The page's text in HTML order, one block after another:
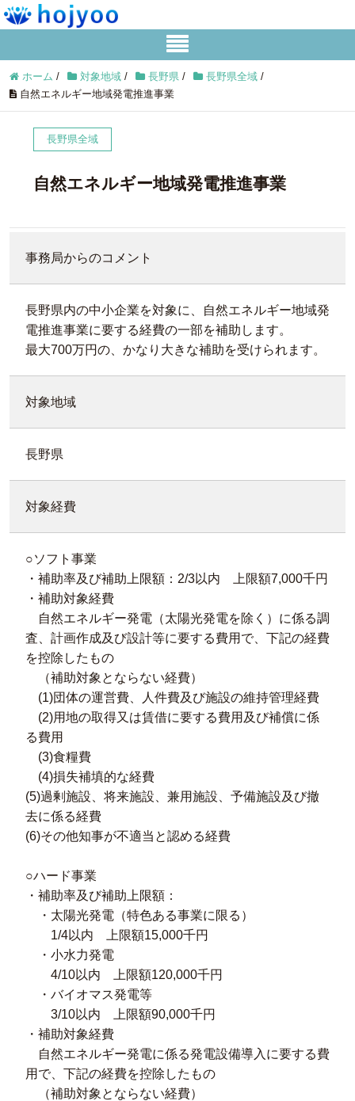
ホーム / 対象地域 / 長野県 / 長野県全域 /
自然エネルギー地域発電推進事業
長野県全域
自然エネルギー地域発電推進事業
事務局からのコメント
長野県内の中小企業を対象に、自然エネルギー地域発
電推進事業に要する経費の一部を補助します。
最大700万円の、かなり大きな補助を受けられます。
対象地域
長野県
対象経費
○ソフト事業
・補助率及び補助上限額：2/3以内 上限額7,000千円
・補助対象経費
自然エネルギー発電（太陽光発電を除く）に係る調
査、計画作成及び設計等に要する費用で、下記の経費
を控除したもの
（補助対象とならない経費）
(1)団体の運営費、人件費及び施設の維持管理経費
(2)用地の取得又は賃借に要する費用及び補償に係
る費用
(3)食糧費
(4)損失補填的な経費
(5)過剰施設、将来施設、兼用施設、予備施設及び撤
去に係る経費
(6)その他知事が不適当と認める経費
○ハード事業
・補助率及び補助上限額：
・太陽光発電（特色ある事業に限る）
1/4以内 上限額15,000千円
・小水力発電
4/10以内 上限額120,000千円
・バイオマス発電等
3/10以内 上限額90,000千円
・補助対象経費
自然エネルギー発電に係る発電設備導入に要する費
用で、下記の経費を控除したもの
（補助対象とならない経費）